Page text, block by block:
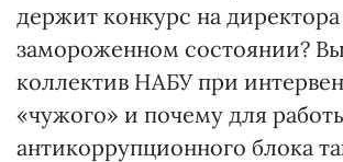
держит конкурс на
замороженном состоянии?
коллектив НАБУ при
«чужого» и почему для
антикоррупционного блока